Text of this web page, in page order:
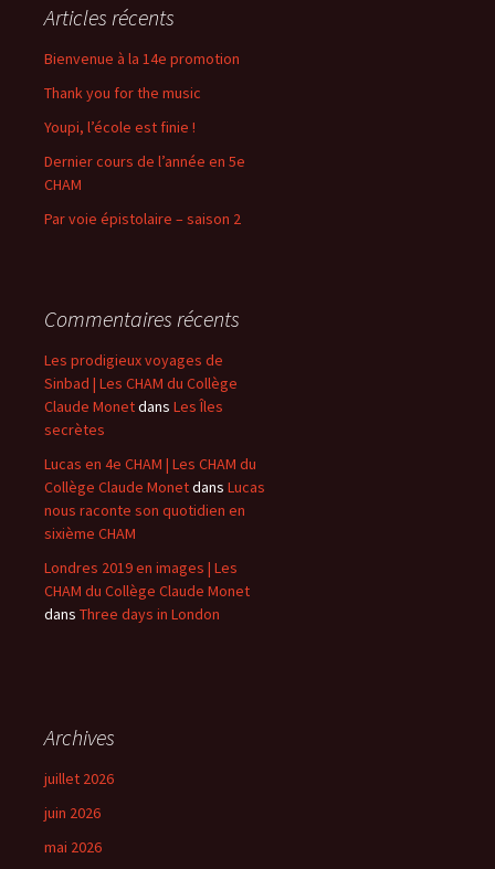
Articles récents
Bienvenue à la 14e promotion
Thank you for the music
Youpi, l’école est finie !
Dernier cours de l’année en 5e
CHAM
Par voie épistolaire – saison 2
Commentaires récents
Les prodigieux voyages de
Sinbad | Les CHAM du Collège
Claude Monetdans Les Îles
secrètes
Lucas en 4e CHAM | Les CHAM du
Collège Claude Monetdans Lucas
nous raconte son quotidien en
sixième CHAM
Londres 2019 en images | Les
CHAM du Collège Claude Monet
dans Three days in London
Archives
juillet 2026
juin 2026
mai 2026